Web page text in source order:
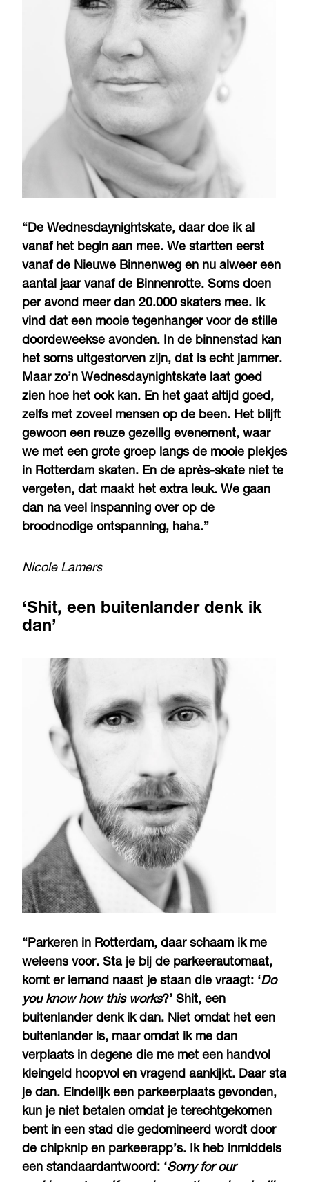
“De Wednesdaynightskate, daar doe ik al
vanaf het begin aan mee. We startten eerst
vanaf de Nieuwe Binnenweg en nu alweer een
aantal jaar vanaf de Binnenrotte. Soms doen
per avond meer dan 20.000 skaters mee. Ik
vind dat een mooie tegenhanger voor de stille
doordeweekse avonden. In de binnenstad kan
het soms uitgestorven zijn, dat is echt jammer.
Maar zo’n Wednesdaynightskate laat goed
zien hoe het ook kan. En het gaat altijd goed,
zelfs met zoveel mensen op de been. Het blijft
gewoon een reuze gezellig evenement, waar
we met een grote groep langs de mooie plekjes
in Rotterdam skaten. En de après-skate niet te
vergeten, dat maakt het extra leuk. We gaan
dan na veel inspanning over op de
broodnodige ontspanning, haha.”
Nicole Lamers
‘Shit, een buitenlander denk ik
dan’
“Parkeren in Rotterdam, daar schaam ik me
weleens voor. Sta je bij de parkeerautomaat,
komt er iemand naast je staan die vraagt: ‘Do
you know how this works?’ Shit, een
buitenlander denk ik dan. Niet omdat het een
buitenlander is, maar omdat ik me dan
verplaats in degene die me met een handvol
kleingeld hoopvol en vragend aankijkt. Daar sta
je dan. Eindelijk een parkeerplaats gevonden,
kun je niet betalen omdat je terechtgekomen
bent in een stad die gedomineerd wordt door
de chipknip en parkeerapp’s. Ik heb inmiddels
een standaardantwoord: ‘Sorry for our